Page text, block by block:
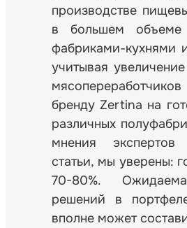
производстве
в большем объеме
фабриками-кухнями
учитывая
бренду Zertina на
различных
мнения
статьи, мы уверены:
70-80%.
решений в
вполне может